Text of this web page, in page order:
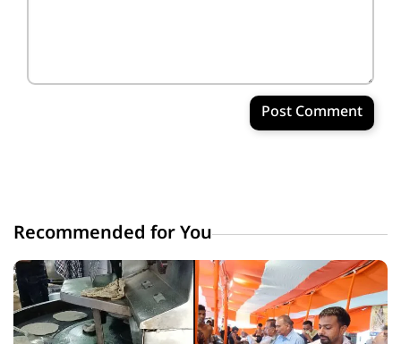
Post Comment
Recommended for You